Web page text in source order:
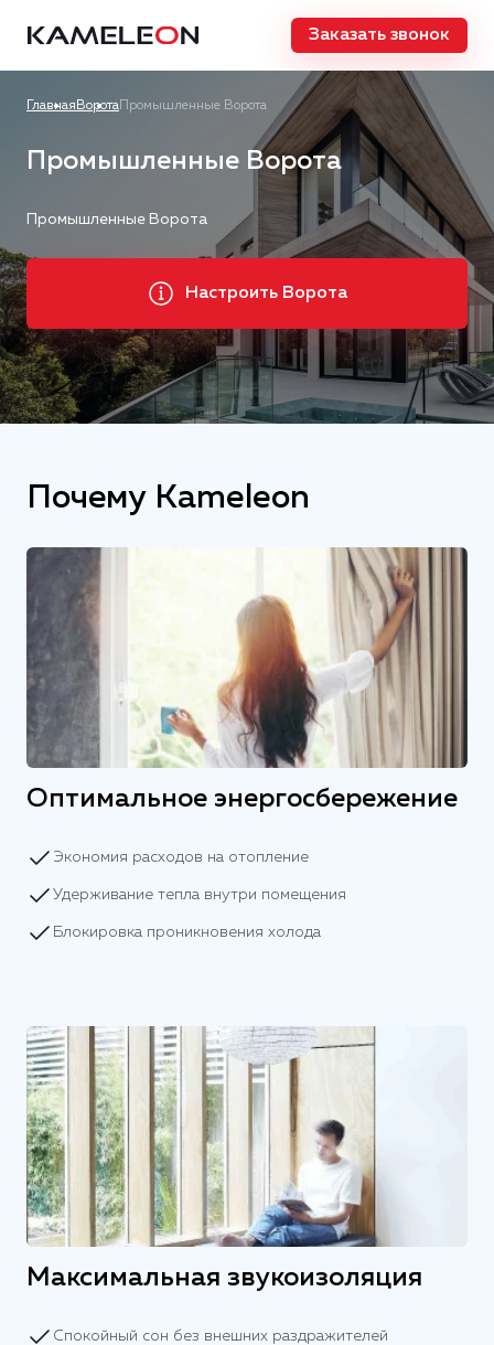
Заказать звонок
Главная Ворота Промышленные Ворота
Промышленные Ворота
Промышленные Ворота
Настроить Ворота
Почему Kameleon
Оптимальное энергосбережение
Экономия расходов на отопление
Удерживание тепла внутри помещения
Блокировка проникновения холода
Максимальная звукоизоляция
Спокойный сон без внешних раздражителей